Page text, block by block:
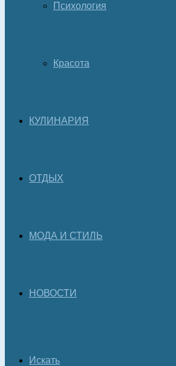
Психология
Красота
КУЛИНАРИЯ
ОТДЫХ
МОДА И СТИЛЬ
НОВОСТИ
Искать